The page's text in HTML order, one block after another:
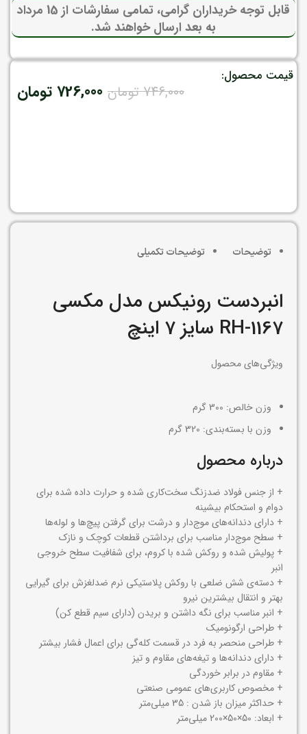
قابل توجه خریداران گرامی، تمامی سفارشات از 15 مرداد
به بعد ارسال خواهند شد.
قیمت محصول:
746,000 تومان 726,000 تومان
توضیحات توضیحات تکمیلی
انبردست رونیکس مدل مکسی
RH-1167 سایز 7 اینچ
ویژگی‌های محصول
وزن خالص: 300 گرم
وزن با بسته‌بندی: 320 گرم
درباره محصول
+ از جنس فولاد ضدزنگ سخت‌کاری شده و حرارت داده شده برای
دوام و استحکام بیشینه
+ دارای دندانه‌های موج‌دار و درشت برای گرفتن پیچ‌ها و لوله‌ها
+ سطح موج‌دار مناسب برای برداشتن قطعات کوچک و نازک
+ پولیش شده و روکش شده با کروم، برای شفافیت سطح خروجی
انبر
+ دسته‌ی شش ضلعی با روکش پلاستیکی نرم ضدلغزش برای گیرایی
بهتر و انتقال بیشترین نیرو
+ انبر مناسب برای نگه داشتن و بریدن (دارای سیم قطع کن)
+ طراحی ارگونومیک
+ طراحی منحصر به فرد در قسمت کله‌گی برای اعمال فشار بیشتر
+ دارای دندانه‌ها و تیغه‌های مقاوم و تیز
+ مقاوم در برابر خوردگی
+ مخصوص کاربری‌های عمومی صنعتی
+ حداکثر میزان باز شدن : 35 میلی‌متر
+ ابعاد: 50×50×200 میلی‌متر